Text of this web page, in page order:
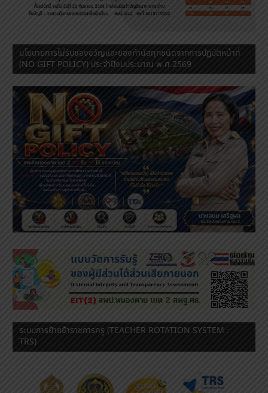
นโยบายการไม่รับของขวัญและของกำนัลทุกชนิดจากการปฏิบัติหน้าที่
(NO GIFT POLICY) ประจำปีงบประมาณ พ.ศ.2569
ระบบการย้ายข้าราชการครู (TEACHER ROTATION SYSTEM :
TRS)